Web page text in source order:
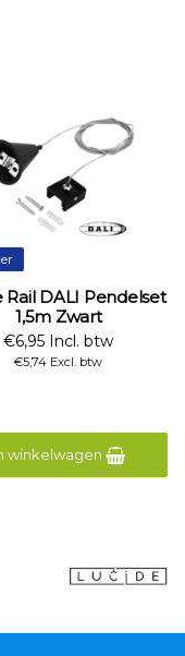
Rail DALI Pendelset
1,5m Zwart
€6,95 Incl. btw
€5,74 Excl. btw
winkelwagen